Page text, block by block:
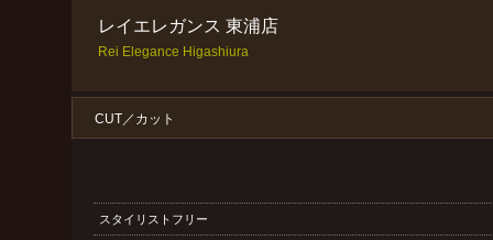
レイエレガンス 東浦店
Rei Elegance Higashiura
CUT／カット
スタイリストフリー